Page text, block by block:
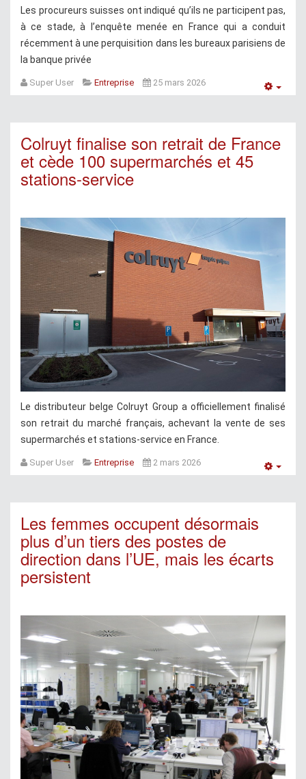
Les procureurs suisses ont indiqué qu’ils ne participent pas,
à ce stade, à l’enquête menée en France qui a conduit
récemment à une perquisition dans les bureaux parisiens de
la banque privée
Super User Entreprise 25 mars 2026
Colruyt finalise son retrait de France
et cède 100 supermarchés et 45
stations-service
Le distributeur belge Colruyt Group a officiellement finalisé
son retrait du marché français, achevant la vente de ses
supermarchés et stations-service en France.
Super User Entreprise 2 mars 2026
Les femmes occupent désormais
plus d’un tiers des postes de
direction dans l’UE, mais les écarts
persistent